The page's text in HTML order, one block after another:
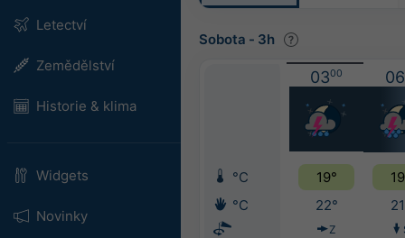
Letectví
Zemědělství
Historie & klima
Widgets
Novinky
Sobota - 3h
0300 06
°C 19°
°C
22°
Z